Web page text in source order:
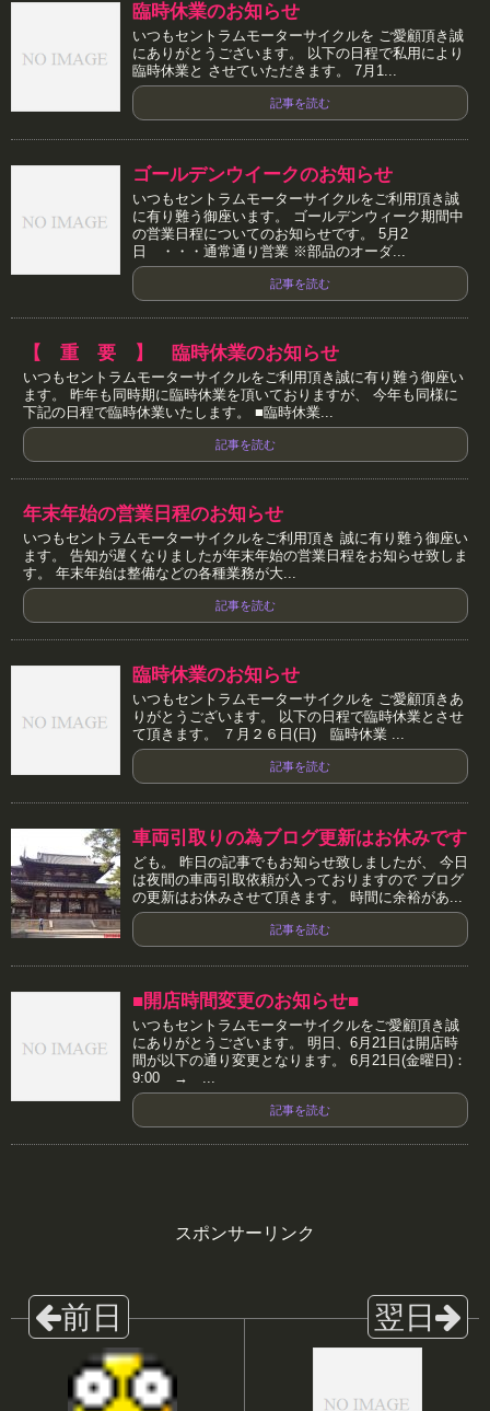
臨時休業のお知らせ
いつもセントラムモーターサイクルを ご愛顧頂き誠
にありがとうございます。 以下の日程で私用により
臨時休業と させていただきます。 7月1...
記事を読む
ゴールデンウイークのお知らせ
いつもセントラムモーターサイクルをご利用頂き誠
に有り難う御座います。 ゴールデンウィーク期間中
の営業日程についてのお知らせです。 5月2
日 ・・・通常通り営業 ※部品のオーダ...
記事を読む
【 重 要 】 臨時休業のお知らせ
いつもセントラムモーターサイクルをご利用頂き誠に有り難う御座い
ます。 昨年も同時期に臨時休業を頂いておりますが、 今年も同様に
下記の日程で臨時休業いたします。 ■臨時休業...
記事を読む
年末年始の営業日程のお知らせ
いつもセントラムモーターサイクルをご利用頂き 誠に有り難う御座い
ます。 告知が遅くなりましたが年末年始の営業日程をお知らせ致しま
す。 年末年始は整備などの各種業務が大...
記事を読む
臨時休業のお知らせ
いつもセントラムモーターサイクルを ご愛顧頂きあ
りがとうございます。 以下の日程で臨時休業とさせ
て頂きます。 ７月２６日(日) 臨時休業 ...
記事を読む
車両引取りの為ブログ更新はお休みです
ども。 昨日の記事でもお知らせ致しましたが、 今日
は夜間の車両引取依頼が入っておりますので ブログ
の更新はお休みさせて頂きます。 時間に余裕があ...
記事を読む
■開店時間変更のお知らせ■
いつもセントラムモーターサイクルをご愛顧頂き誠
にありがとうございます。 明日、6月21日は開店時
間が以下の通り変更となります。 6月21日(金曜日)：
9:00 → ...
記事を読む
スポンサーリンク